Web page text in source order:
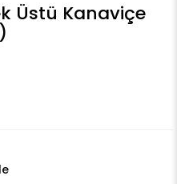
Üstü Kanaviçe